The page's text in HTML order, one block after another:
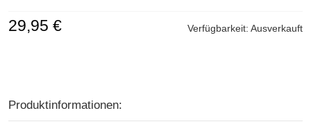
Verfügbarkeit: Ausverkauft
29,95 €
Produktinformationen: